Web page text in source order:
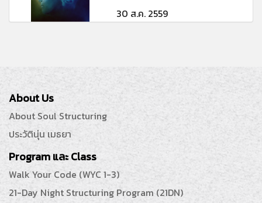
30 ส.ค. 2559
About Us
About Soul Structuring
ประวัตินุ่น เมธยา
Program และ Class
Walk Your Code (WYC 1-3)
21-Day Night Structuring Program (21DN)